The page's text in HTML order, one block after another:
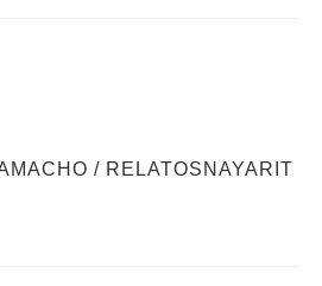
/ RELATOSNAYARIT